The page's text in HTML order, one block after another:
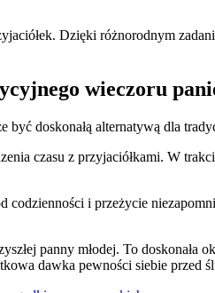
Dzięki różnorodnym
wieczoru
być doskonałą alternatywą dla
czasu z przyjaciółkami. W
codzienności i przeżycie
panny młodej. To
dawka pewności siebie przed